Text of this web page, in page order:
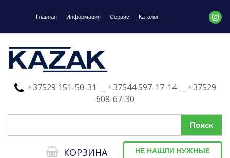
Главная Информация Сервис Каталог
+37529 151-50-31 __ +37544 597-17-14 __ +37529
608-67-30
КОРЗИНА
НЕ НАШЛИ НУЖНЫЕ